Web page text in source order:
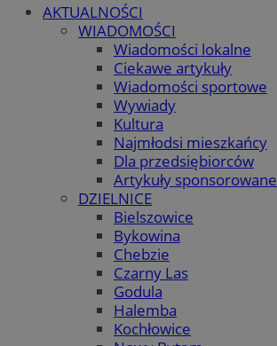
AKTUALNOŚCI
WIADOMOŚCI
Wiadomości lokalne
Ciekawe artykuły
Wiadomości sportowe
Wywiady
Kultura
Najmłodsi mieszkańcy
Dla przedsiębiorców
Artykuły sponsorowane
DZIELNICE
Bielszowice
Bykowina
Chebzie
Czarny Las
Godula
Halemba
Kochłowice